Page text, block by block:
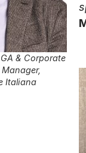
& Corporate
Italiana